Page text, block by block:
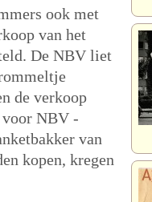
ook met
van het
De NBV liet
de verkoop
voor NBV -
van
kopen, kregen